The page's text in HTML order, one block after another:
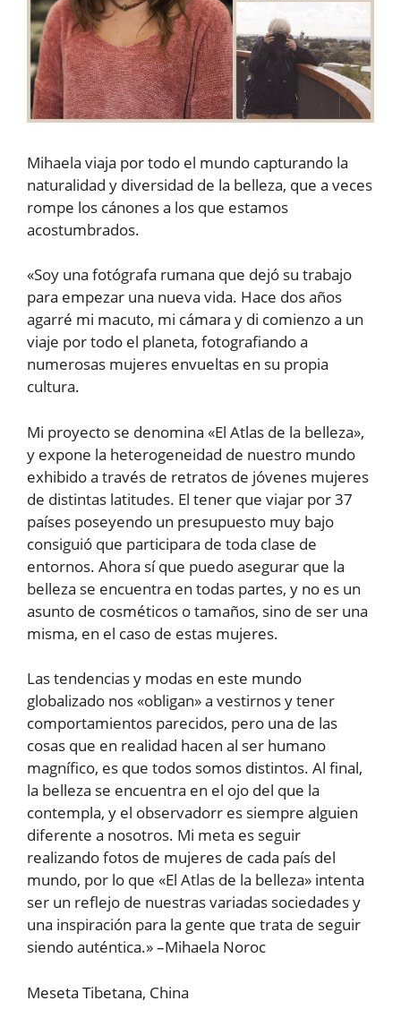
Mihaela viaja por todo el mundo capturando la
naturalidad y diversidad de la belleza, que a veces
rompe los cánones a los que estamos
acostumbrados.
«Soy una fotógrafa rumana que dejó su trabajo
para empezar una nueva vida. Hace dos años
agarré mi macuto, mi cámara y di comienzo a un
viaje por todo el planeta, fotografiando a
numerosas mujeres envueltas en su propia
cultura.
Mi proyecto se denomina «El Atlas de la belleza»,
y expone la heterogeneidad de nuestro mundo
exhibido a través de retratos de jóvenes mujeres
de distintas latitudes. El tener que viajar por 37
países poseyendo un presupuesto muy bajo
consiguió que participara de toda clase de
entornos. Ahora sí que puedo asegurar que la
belleza se encuentra en todas partes, y no es un
asunto de cosméticos o tamaños, sino de ser una
misma, en el caso de estas mujeres.
Las tendencias y modas en este mundo
globalizado nos «obligan» a vestirnos y tener
comportamientos parecidos, pero una de las
cosas que en realidad hacen al ser humano
magnífico, es que todos somos distintos. Al final,
la belleza se encuentra en el ojo del que la
contempla, y el observadorr es siempre alguien
diferente a nosotros. Mi meta es seguir
realizando fotos de mujeres de cada país del
mundo, por lo que «El Atlas de la belleza» intenta
ser un reflejo de nuestras variadas sociedades y
una inspiración para la gente que trata de seguir
siendo auténtica.» –Mihaela Noroc
Meseta Tibetana, China